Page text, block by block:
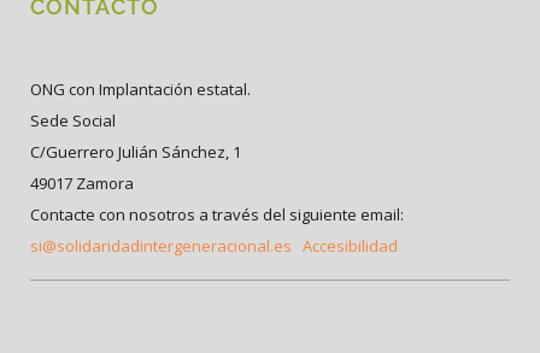
CONTACTO
ONG con Implantación estatal.
Sede Social
C/Guerrero Julián Sánchez, 1
49017 Zamora
Contacte con nosotros a través del siguiente email:
si@solidaridadintergeneracional.es Accesibilidad